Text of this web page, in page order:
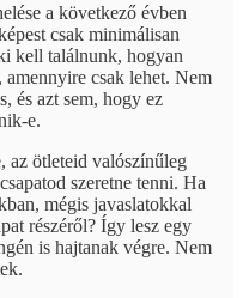
a következő évben
csak minimálisan
kell találnunk, hogyan
csak lehet. Nem
és azt sem, hogy ez
e.
az ötleteid valószínűleg
szeretne tenni. Ha
mégis javaslatokkal
részéről? Így lesz egy
is hajtanak végre. Nem